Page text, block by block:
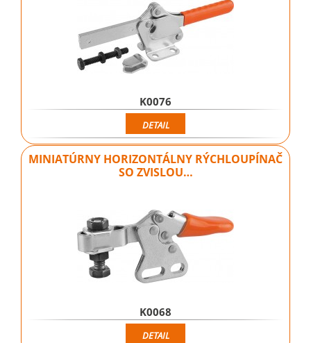
K0076
DETAIL
MINIATÚRNY HORIZONTÁLNY RÝCHLOUPÍNAČ
SO ZVISLOU…
K0068
DETAIL